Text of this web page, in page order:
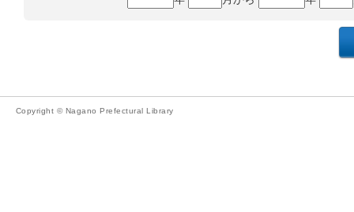
Copyright © Nagano Prefectural Library